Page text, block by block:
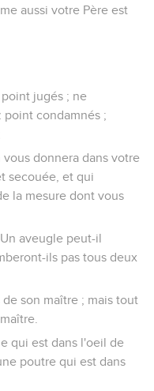
aussi votre Père est
jugés ; ne
point condamnés ;
donnera dans votre
secouée, et qui
la mesure dont vous
aveugle peut-il
ils pas tous deux
son maître ; mais tout
qui est dans l'oeil de
poutre qui est dans